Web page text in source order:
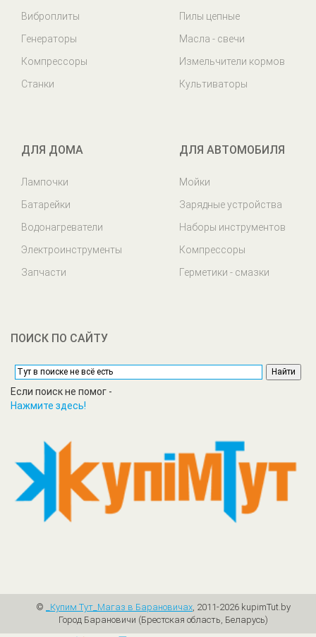
Виброплиты
Генераторы
Компрессоры
Станки
Пилы цепные
Масла - свечи
Измельчители кормов
Культиваторы
ДЛЯ ДОМА
Лампочки
Батарейки
Водонагреватели
Электроинструменты
Запчасти
ДЛЯ АВТОМОБИЛЯ
Мойки
Зарядные устройства
Наборы инструментов
Компрессоры
Герметики - смазки
ПОИСК ПО САЙТУ
Если поиск не помог -
Нажмите здесь!
© _Купим Tут_Магаз в Барановичах , 2011-2026 kupimTut.by
Город Барановичи (Брестская область, Беларусь)